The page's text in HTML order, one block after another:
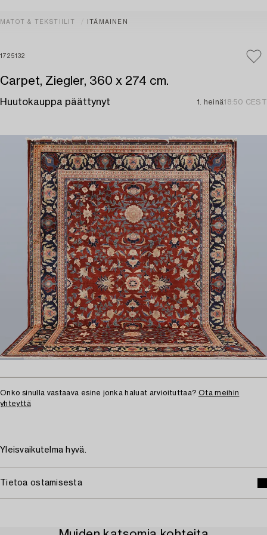
MATOT & TEKSTIILIT ITÄMAINEN
1725132
Carpet, Ziegler, 360 x 274 cm.
Huutokauppa päättynyt 1. heinä18:50 CEST
Onko sinulla vastaava esine jonka haluat arvioituttaa? Ota meihin
yhteyttä
Yleisvaikutelma hyvä.
Tietoa ostamisesta